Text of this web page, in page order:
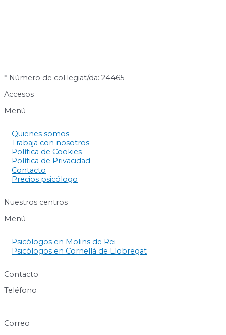
* Número de col·legiat/da: 24465
Accesos
Menú
Quienes somos
Trabaja con nosotros
Política de Cookies
Política de Privacidad
Contacto
Precios psicólogo
Nuestros centros
Menú
Psicólogos en Molins de Rei
Psicólogos en Cornellà de Llobregat
Contacto
Teléfono
Correo